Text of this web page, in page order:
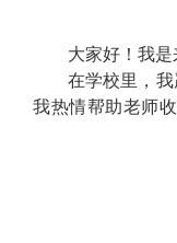
大家好！我是
在学校里，
我热情帮助老师